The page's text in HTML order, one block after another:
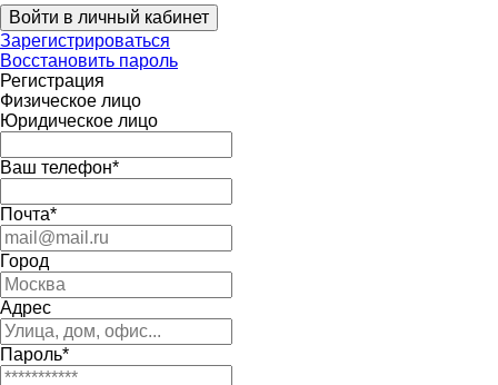
Войти в личный кабинет
Зарегистрироваться
Восстановить пароль
Регистрация
Физическое лицо
Юридическое лицо
Ваш телефон*
Почта*
Город
Адрес
Пароль*